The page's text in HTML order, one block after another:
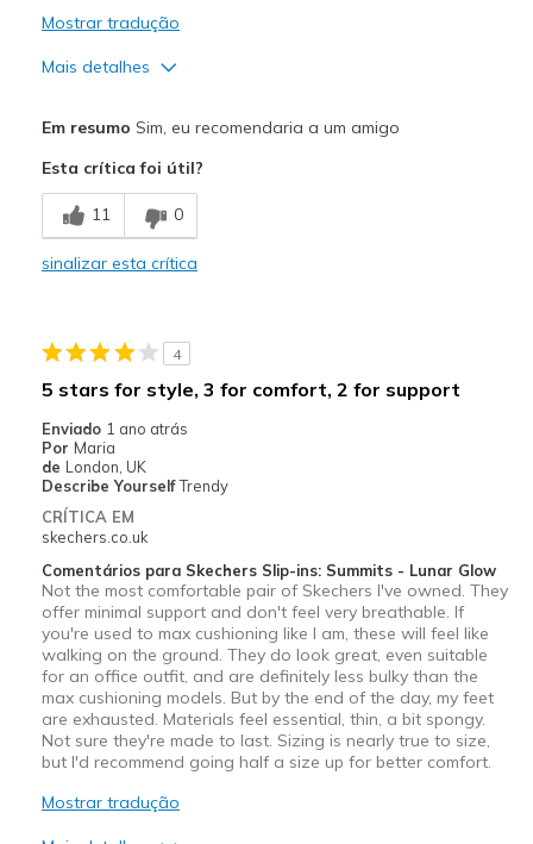
Mostrar tradução
Mais detalhes
Breathe Well
Comfortable
Melhores utilizações
Going Out
Width
Sizing
View On Shoes
I'm Into Shoes
Em resumo Sim, eu recomendaria a um amigo
Esta crítica foi útil?
11 0
sinalizar esta crítica
4
5 stars for style, 3 for comfort, 2 for support
Enviado 1 ano atrás
Por Maria
de London, UK
Describe YourselfTrendy
CRÍTICA EM
skechers.co.uk
Comentários para Skechers Slip-ins: Summits - Lunar Glow
Not the most comfortable pair of Skechers I've owned. They
offer minimal support and don't feel very breathable. If
you're used to max cushioning like I am, these will feel like
walking on the ground. They do look great, even suitable
for an office outfit, and are definitely less bulky than the
max cushioning models. But by the end of the day, my feet
are exhausted. Materials feel essential, thin, a bit spongy.
Not sure they're made to last. Sizing is nearly true to size,
but I'd recommend going half a size up for better comfort.
Mostrar tradução